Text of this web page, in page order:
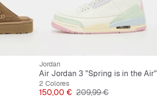
Jordan
Air Jordan 3 "Spring is in the Air"
2 Colores
Precio
150,00 € Precio original
209,99 €